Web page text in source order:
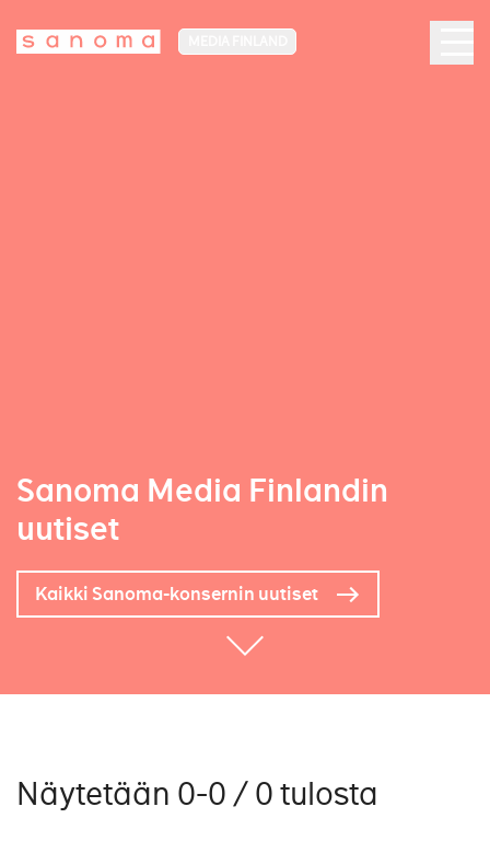
Sanoma Media Finlandin
uutiset
Kaikki Sanoma-konsernin uutiset
Näytetään 0-0 / 0 tulosta